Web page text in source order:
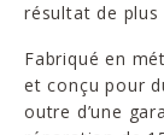
résultat de plus
Fabriqué en
et conçu pour
outre d’une